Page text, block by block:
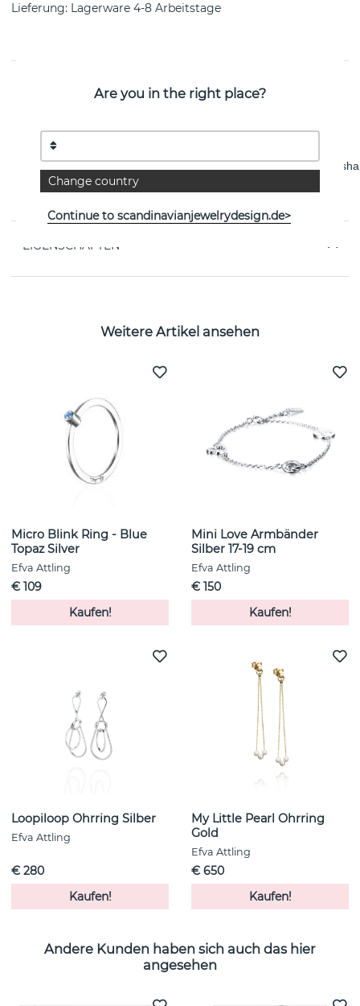
Lieferung: Lagerware 4-8 Arbeitstage
PRODUKTBESCHREIBUNG
ABOUT THE PRODUCT
Silver earrings made of recycled sterling silver with soft, round
Décor: l 23.5 mm x w 14 mm.
EIGENSCHAFTEN
Weitere Artikel ansehen
Micro Blink Ring - Blue
Topaz Silver
Efva Attling
€ 109
Kaufen!
Mini Love Armbänder
Silber 17-19 cm
Efva Attling
€ 150
Kaufen!
Loopiloop Ohrring Silber
Efva Attling
€ 280
Kaufen!
My Little Pearl Ohrring
Gold
Efva Attling
€ 650
Kaufen!
Andere Kunden haben sich auch das hier
angesehen
Are you in the right place?
Change country
Continue to scandinavianjewelrydesign.de>